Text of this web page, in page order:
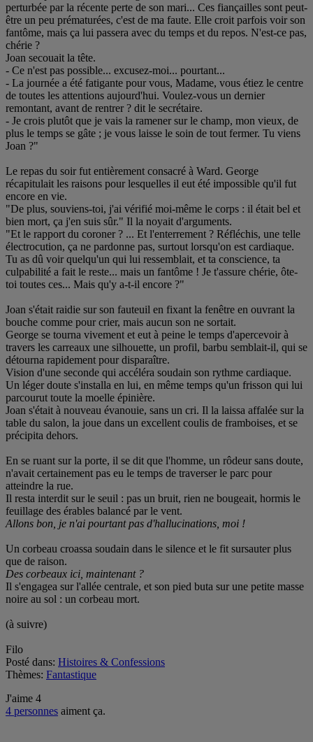
perturbée par la récente perte de son mari... Ces fiançailles sont peut-
être un peu prématurées, c'est de ma faute. Elle croit parfois voir son
fantôme, mais ça lui passera avec du temps et du repos. N'est-ce pas,
chérie ?
Joan secouait la tête.
- Ce n'est pas possible... excusez-moi... pourtant...
- La journée a été fatigante pour vous, Madame, vous étiez le centre
de toutes les attentions aujourd'hui. Voulez-vous un dernier
remontant, avant de rentrer ? dit le secrétaire.
- Je crois plutôt que je vais la ramener sur le champ, mon vieux, de
plus le temps se gâte ; je vous laisse le soin de tout fermer. Tu viens
Joan ?"
Le repas du soir fut entièrement consacré à Ward. George
récapitulait les raisons pour lesquelles il eut été impossible qu'il fut
encore en vie.
"De plus, souviens-toi, j'ai vérifié moi-même le corps : il était bel et
bien mort, ça j'en suis sûr." Il la noyait d'arguments.
"Et le rapport du coroner ? ... Et l'enterrement ? Réfléchis, une telle
électrocution, ça ne pardonne pas, surtout lorsqu'on est cardiaque.
Tu as dû voir quelqu'un qui lui ressemblait, et ta conscience, ta
culpabilité a fait le reste... mais un fantôme ! Je t'assure chérie, ôte-
toi toutes ces... Mais qu'y a-t-il encore ?"
Joan s'était raidie sur son fauteuil en fixant la fenêtre en ouvrant la
bouche comme pour crier, mais aucun son ne sortait.
George se tourna vivement et eut à peine le temps d'apercevoir à
travers les carreaux une silhouette, un profil, barbu semblait-il, qui se
détourna rapidement pour disparaître.
Vision d'une seconde qui accéléra soudain son rythme cardiaque.
Un léger doute s'installa en lui, en même temps qu'un frisson qui lui
parcourut toute la moelle épinière.
Joan s'était à nouveau évanouie, sans un cri. Il la laissa affalée sur la
table du salon, la joue dans un excellent coulis de framboises, et se
précipita dehors.
En se ruant sur la porte, il se dit que l'homme, un rôdeur sans doute,
n'avait certainement pas eu le temps de traverser le parc pour
atteindre la rue.
Il resta interdit sur le seuil : pas un bruit, rien ne bougeait, hormis le
feuillage des érables balancé par le vent.
Allons bon, je n'ai pourtant pas d'hallucinations, moi !
Un corbeau croassa soudain dans le silence et le fit sursauter plus
que de raison.
Des corbeaux ici, maintenant ?
Il s'engagea sur l'allée centrale, et son pied buta sur une petite masse
noire au sol : un corbeau mort.
(à suivre)
Filo
Posté dans: Histoires & Confessions
Thèmes: Fantastique
J'aime 4
4 personnes aiment ça.